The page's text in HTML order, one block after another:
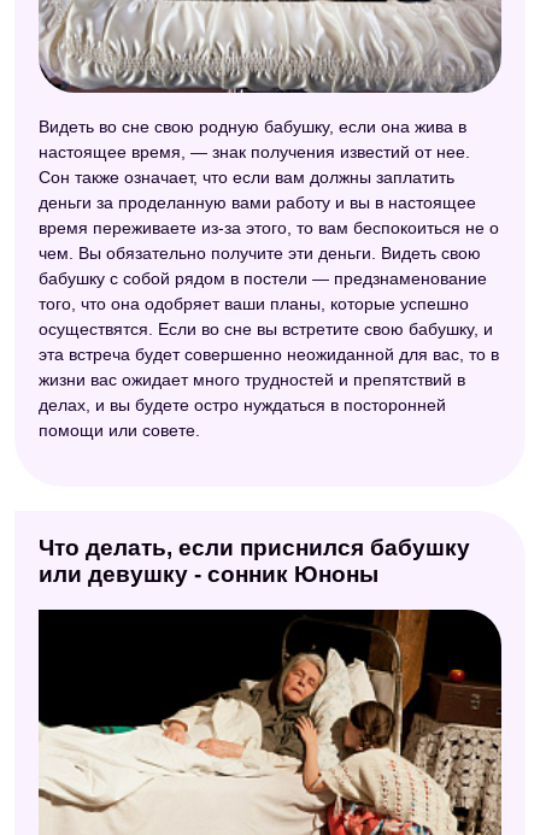
Видеть во сне свою родную бабушку, если она жива в
настоящее время, — знак получения известий от нее.
Сон также означает, что если вам должны заплатить
деньги за проделанную вами работу и вы в настоящее
время переживаете из-за этого, то вам беспокоиться не о
чем. Вы обязательно получите эти деньги. Видеть свою
бабушку с собой рядом в постели — предзнаменование
того, что она одобряет ваши планы, которые успешно
осуществятся. Если во сне вы встретите свою бабушку, и
эта встреча будет совершенно неожиданной для вас, то в
жизни вас ожидает много трудностей и препятствий в
делах, и вы будете остро нуждаться в посторонней
помощи или совете.
Что делать, если приснился бабушку
или девушку - сонник Юноны